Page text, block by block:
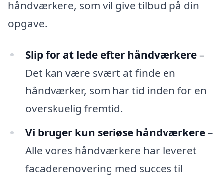
håndværkere, som vil give tilbud på din
opgave.
Slip for at lede efter håndværkere–
Det kan være svært at finde en
håndværker, som har tid inden for en
overskuelig fremtid.
Vi bruger kun seriøse håndværkere–
Alle vores håndværkere har leveret
facaderenovering med succes til